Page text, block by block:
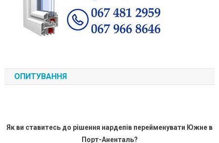
ОПИТУВАННЯ
Як ви ставитесь до рішення нардепів перейменувати Южне в
Порт-Аненталь?